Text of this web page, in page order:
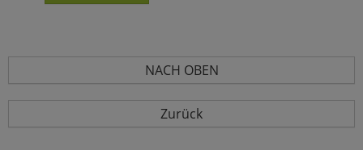
NACH OBEN
Zurück